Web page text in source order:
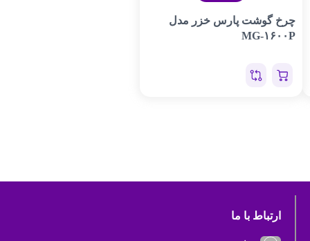
چرخ گوشت پارس خزر مدل
MG-۱۶۰۰P
ارتباط با ما